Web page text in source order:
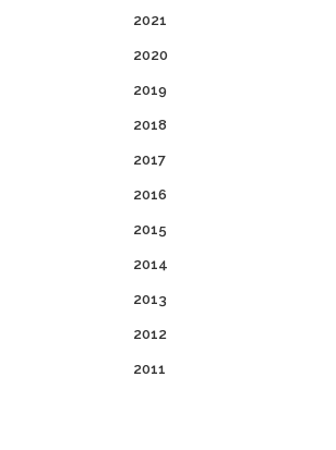
2021
2020
2019
2018
2017
2016
2015
2014
2013
2012
2011